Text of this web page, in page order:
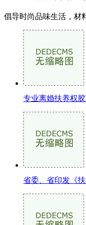
倡导时尚品味生活，材
专业离婚扶养权
省委、省印发《